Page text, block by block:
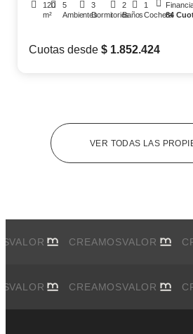
120
m²
5
Ambientes
3
Dormitorios
2
Baños
1
Cochera
84
Cuotas desde$ 1.852.424
VER TODAS LAS
VALOR CREAMOSVALOR
VALOR CREAMOSVALOR